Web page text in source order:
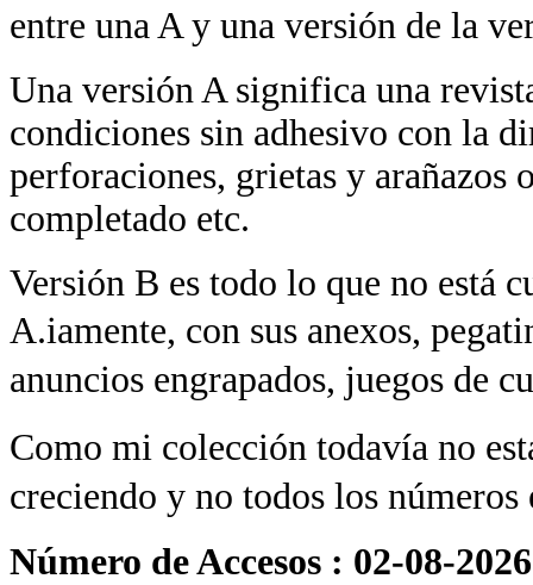
entre una A y una versión de la
Una versión A significa una
condiciones sin adhesivo con la
perforaciones, grietas y arañazos
completado etc.
Versión B es todo lo que no está
A.iamente, con sus anexos,
anuncios engrapados, juegos de
Como mi colección todavía no
creciendo y no todos los números
Número de Accesos : 02-08-2026